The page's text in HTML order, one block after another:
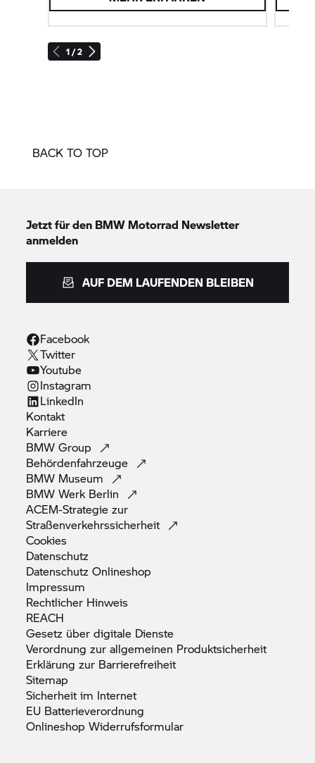
1 / 2
BACK TO TOP
Jetzt für den BMW Motorrad Newsletter
anmelden
AUF DEM LAUFENDEN BLEIBEN
Facebook
Twitter
Youtube
Instagram
LinkedIn
Kontakt
Karriere
BMWGroup
Behördenfahrzeuge
BMW Museum
BMW Werk Berlin
ACEM-Strategie zur
Straßenverkehrssicherheit
Cookies
Datenschutz
DatenschutzOnlineshop
Impressum
Rechtlicher Hinweis
REACH
Gesetz über digitale Dienste
Verordnung zur allgemeinen Produktsicherheit
Erklärung zur Barrierefreiheit
Sitemap
Sicherheit im Internet
EU Batterieverordnung
OnlineshopWiderrufsformular